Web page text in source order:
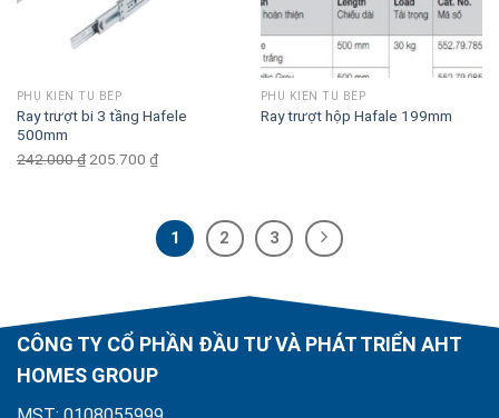
PHỤ KIỆN TỦ BẾP
Ray trượt bi 3 tầng Hafele
500mm
242.000₫ Original
242.000 ₫.
205.700 ₫Current
205.700 ₫.
PHỤ KIỆN TỦ BẾP
Ray trượt hộp Hafale 199mm
1 2 3
CÔNG TY CỔ PHẦN ĐẦU TƯ VÀ PHÁT TRIỂN AHT
HOMES GROUP